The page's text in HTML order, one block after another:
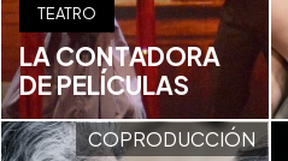
TEATRO
LA CONTADORA
DE PELÍCULAS
COPRODUCCIÓN